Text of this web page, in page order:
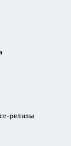
релизы